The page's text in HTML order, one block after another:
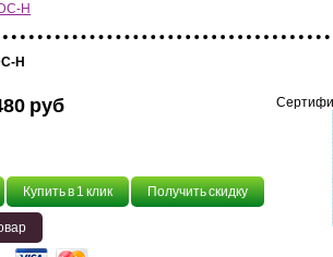
H
H
руб
Купить в 1 клик Получить скидку